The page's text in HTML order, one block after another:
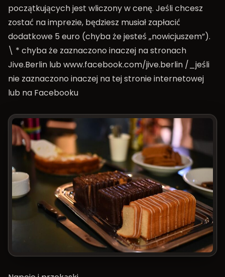
początkujących jest wliczony w cenę. Jeśli chcesz
zostać na imprezie, będziesz musiał zapłacić
dodatkowe 5 euro (chyba że jesteś „nowicjuszem”).
\ * chyba że zaznaczono inaczej na stronach
Jive.Berlin lub www.facebook.com/jive.berlin /_jeśli
nie zaznaczono inaczej na tej stronie internetowej
lub na Facebooku